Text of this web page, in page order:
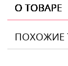
О ТОВАРЕ
ПОХОЖИЕ